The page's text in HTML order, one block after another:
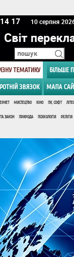
14:17 10 серпня
Світ
ТЕМАТИКУ БІЛЬШЕ
ЗВЯЗОК МАПА
МИСТЕЦТВО КІНО ПК, СОФТ
ЗАКОН ПРИРОДА ПСИХОЛОГІЯ РЕЛІГІЯ